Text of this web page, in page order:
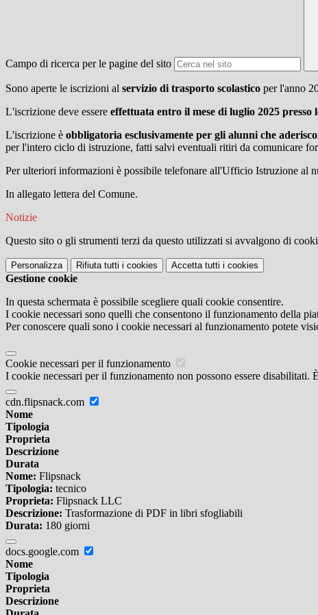
Campo di ricerca per le pagine del sito
Sono aperte le iscrizioni al servizio di trasporto scolastico per l'anno
L'iscrizione deve essere effettuata entro il mese di luglio 2025
L'iscrizione è obbligatoria esclusivamente per gli alunni che
per l'intero ciclo di istruzione, fatti salvi eventuali ritiri da comunicare
Per ulteriori informazioni è possibile telefonare all'Ufficio Istruzione al
In allegato lettera del Comune.
Notizie
Questo sito o gli strumenti terzi da questo utilizzati si avvalgono di
Personalizza Rifiuta tutti i cookies Accetta tutti i cookies
Gestione cookie
In questa schermata è possibile scegliere quali cookie consentire.
I cookie necessari sono quelli che consentono il funzionamento della
Per conoscere quali sono i cookie necessari al funzionamento potete
Cookie necessari per il funzionamento
I cookie necessari per il funzionamento non possono essere
cdn.flipsnack.com
Nome
Tipologia
Proprieta
Descrizione
Durata
Nome: Flipsnack
Tipologia: tecnico
Proprieta: Flipsnack LLC
Descrizione: Trasformazione di PDF in libri sfogliabili
Durata: 180 giorni
docs.google.com
Nome
Tipologia
Proprieta
Descrizione